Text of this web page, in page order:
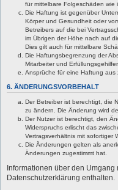
für mittelbare Folgeschäden wie
Die Haftung ist gegenüber
Körper und Gesundheit oder
Betreibers auf die bei
im Übrigen der Höhe nach auf
Dies gilt auch für mittelbare
Die Haftungsbegrenzung der
Mitarbeiter und
Ansprüche für eine Haftung aus
6. ÄNDERUNGSVORBEHALT
Der Betreiber ist berechtigt, die
zu ändern. Die Änderung wird
Der Nutzer ist berechtigt, den
Widerspruchs erlischt das
Vertragsverhältnis mit sofortiger
Die Änderungen gelten als
Änderungen zugestimmt hat.
Informationen über den
Datenschutzerklärung enthalten.